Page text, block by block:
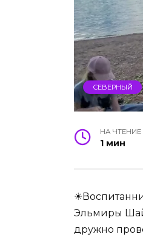
СЕВЕРНЫЙ
НА ЧТЕНИЕ
1 мин
Эльмиры
дружно